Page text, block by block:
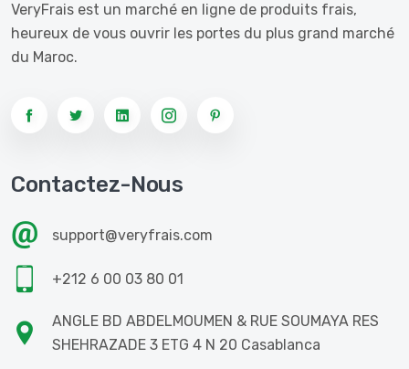
VeryFrais est un marché en ligne de produits frais,
heureux de vous ouvrir les portes du plus grand marché
du Maroc.
Contactez-Nous
support@veryfrais.com
+212 6 00 03 80 01
ANGLE BD ABDELMOUMEN & RUE SOUMAYA RES
SHEHRAZADE 3 ETG 4 N 20 Casablanca